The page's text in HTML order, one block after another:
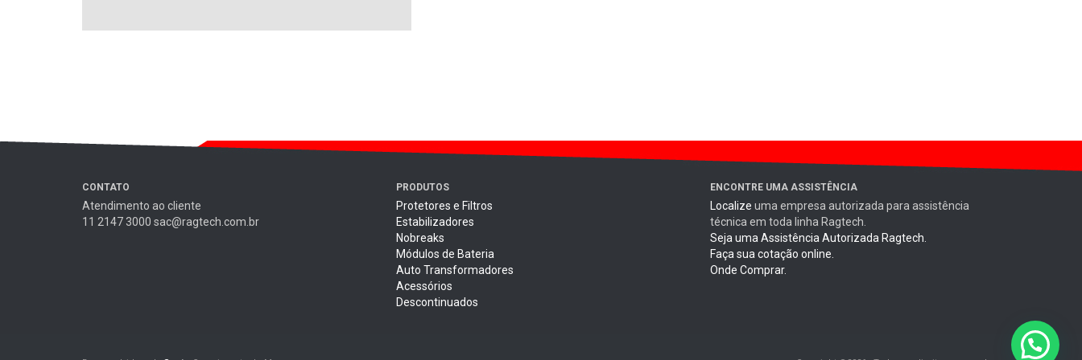
CONTATO
Atendimento ao cliente
11 2147 3000 sac@ragtech.com.br
PRODUTOS
Protetores e Filtros
Estabilizadores
Nobreaks
Módulos de Bateria
Auto Transformadores
Acessórios
Descontinuados
ENCONTRE UMA ASSISTÊNCIA
Localize uma empresa autorizada para assistência
técnica em toda linha Ragtech.
Seja uma Assistência Autorizada Ragtech.
Faça sua cotação online.
Onde Comprar.